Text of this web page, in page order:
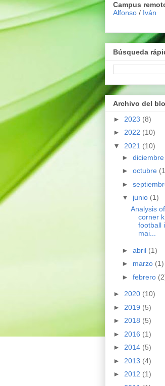
Campus
Alfonso / Iván
Búsqueda
Archivo del
► 2023 (8)
► 2022 (10)
▼ 2021 (10)
► diciembre
► octubre
►
▼ junio (1)
Analysis
corner
football
mai...
► abril (1)
► marzo (1)
► febrero
► 2020 (10)
► 2019 (5)
► 2018 (5)
► 2016 (1)
► 2014 (5)
► 2013 (4)
► 2012 (1)